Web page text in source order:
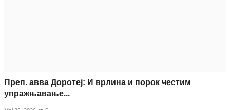
Преп. авва Доротеј: И врлина и порок честим
упражњавање...